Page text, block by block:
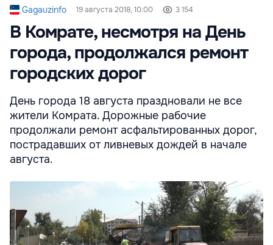
Gagauzinfo 19 августа 2018, 10:00 3 154
В Комрате, несмотря на День
города, продолжался ремонт
городских дорог
День города 18 августа праздновали не все
жители Комрата. Дорожные рабочие
продолжали ремонт асфальтированных дорог,
пострадавших от ливневых дождей в начале
августа.